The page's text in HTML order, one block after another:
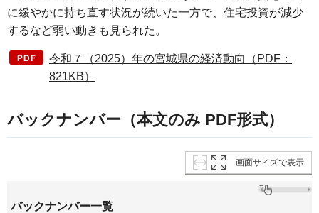
に緩やかに持ち直す状況が続いた一方で、住宅投資が減少
するなど弱い動きも見られた。
令和７（2025）年の宮城県の経済動向（PDF：
821KB）
バックナンバー（本文のみ PDF形式）
画面サイズで表示
バックナンバー一覧